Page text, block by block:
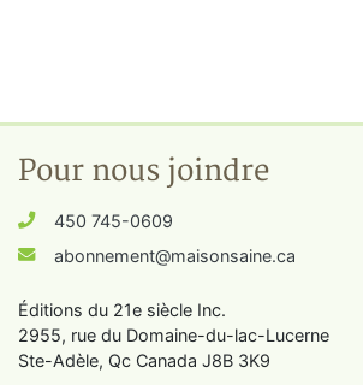
Pour nous joindre
450 745-0609
abonnement@maisonsaine.ca
Éditions du 21e siècle Inc.
2955, rue du Domaine-du-lac-Lucerne
Ste-Adèle, Qc Canada J8B 3K9